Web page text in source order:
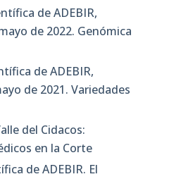
de ADEBIR,
de 2022. Genómica
de ADEBIR,
de 2021. Variedades
del Cidacos:
en la Corte
de ADEBIR. El